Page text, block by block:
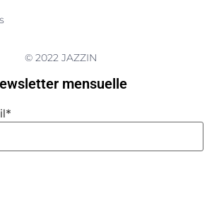
© 2022 JAZZIN
mensuelle